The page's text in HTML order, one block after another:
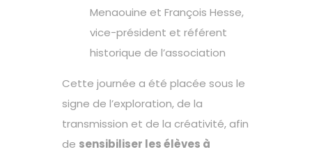
Menaouine et François Hesse,
vice-président et référent
historique de l’association
Cette journée a été placée sous le
signe de l’exploration, de la
transmission et de la créativité, afin
de sensibiliser les élèves à